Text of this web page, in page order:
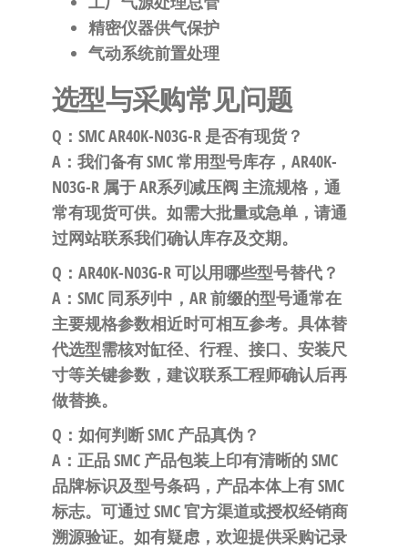
精密仪器供气保护
气动系统前置处理
选型与采购常见问题
Q：SMC AR40K-N03G-R 是否有现货？
A：我们备有 SMC 常用型号库存，AR40K-
N03G-R 属于 AR系列减压阀 主流规格，通
常有现货可供。如需大批量或急单，请通
过网站联系我们确认库存及交期。
Q：AR40K-N03G-R 可以用哪些型号替代？
A：SMC 同系列中，AR 前缀的型号通常在
主要规格参数相近时可相互参考。具体替
代选型需核对缸径、行程、接口、安装尺
寸等关键参数，建议联系工程师确认后再
做替换。
Q：如何判断 SMC 产品真伪？
A：正品 SMC 产品包装上印有清晰的 SMC
品牌标识及型号条码，产品本体上有 SMC
标志。可通过 SMC 官方渠道或授权经销商
溯源验证。如有疑虑，欢迎提供采购记录